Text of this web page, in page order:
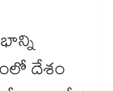
దేశం